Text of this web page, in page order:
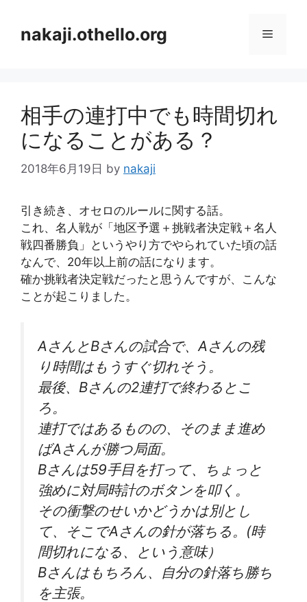
nakaji.othello.org メ
ュ
相手の連打中でも時間切れ
になることがある？
2018年6月19日 by nakaji
引き続き、オセロのルールに関する話。
これ、名人戦が「地区予選＋挑戦者決定戦＋名人
戦四番勝負」というやり方でやられていた頃の話
なんで、20年以上前の話になります。
確か挑戦者決定戦だったと思うんですが、こんな
ことが起こりました。
AさんとBさんの試合で、Aさんの残
り時間はもうすぐ切れそう。
最後、Bさんの2連打で終わるとこ
ろ。
連打ではあるものの、そのまま進め
ばAさんが勝つ局面。
Bさんは59手目を打って、ちょっと
強めに対局時計のボタンを叩く。
その衝撃のせいかどうかは別とし
て、そこでAさんの針が落ちる。(時
間切れになる、という意味）
Bさんはもちろん、自分の針落ち勝ち
を主張。